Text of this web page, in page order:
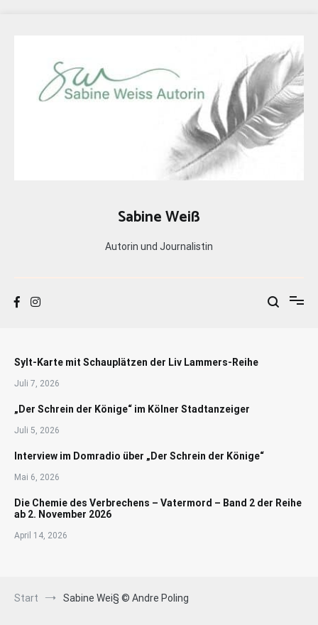
Sabine Weiß
Autorin und Journalistin
Sylt-Karte mit Schauplätzen der Liv Lammers-Reihe
Juli 7, 2026
„Der Schrein der Könige“ im Kölner Stadtanzeiger
Juli 5, 2026
Interview im Domradio über „Der Schrein der Könige“
Mai 6, 2026
Die Chemie des Verbrechens – Vatermord – Band 2 der Reihe
ab 2. November 2026
April 14, 2026
Start Sabine Wei§ © Andre Poling